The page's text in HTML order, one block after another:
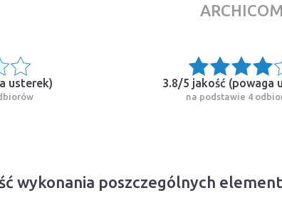
ARCHICOM
usterek) 3.8/5 jakość (powaga
na podstawie 4
wykonania poszczególnych